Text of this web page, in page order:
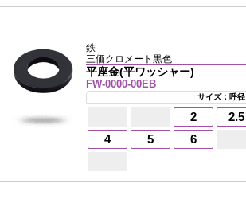
鉄
三価クロメート黒色
平座金(平ワッシャー)
FW-0000-00EB
サイズ：呼径
2 2.5
4
5 6